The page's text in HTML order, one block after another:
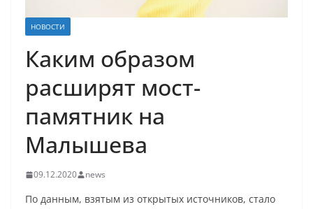
НОВОСТИ
Каким образом
расширят мост-
памятник на
Малышева
09.12.2020 news
По данным, взятым из открытых источников, стало